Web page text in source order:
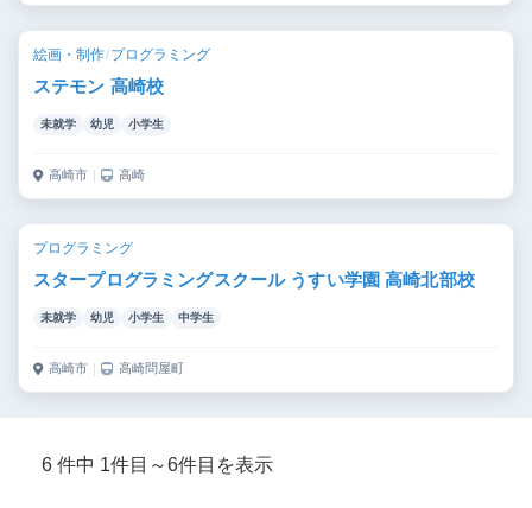
絵画・制作/プログラミング
ステモン 高崎校
未就学 幼児 小学生
高崎市 ｜ 高崎
プログラミング
スタープログラミングスクール うすい学園 高崎北部校
未就学 幼児 小学生 中学生
高崎市 ｜ 高崎問屋町
6 件中 1件目～6件目を表示